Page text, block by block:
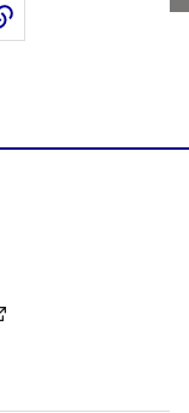
par email
Copier le lien